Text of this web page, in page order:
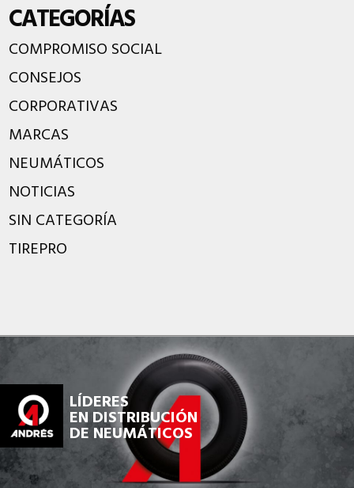
CATEGORÍAS
COMPROMISO SOCIAL
CONSEJOS
CORPORATIVAS
MARCAS
NEUMÁTICOS
NOTICIAS
SIN CATEGORÍA
TIREPRO
LÍDERES
EN DISTRIBUCIÓN
DE NEUMÁTICOS